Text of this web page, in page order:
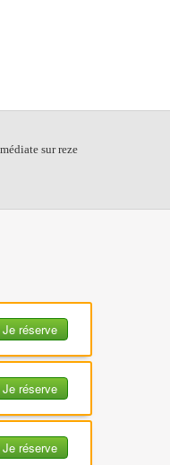
sur reze
Je réserve
Je réserve
Je réserve